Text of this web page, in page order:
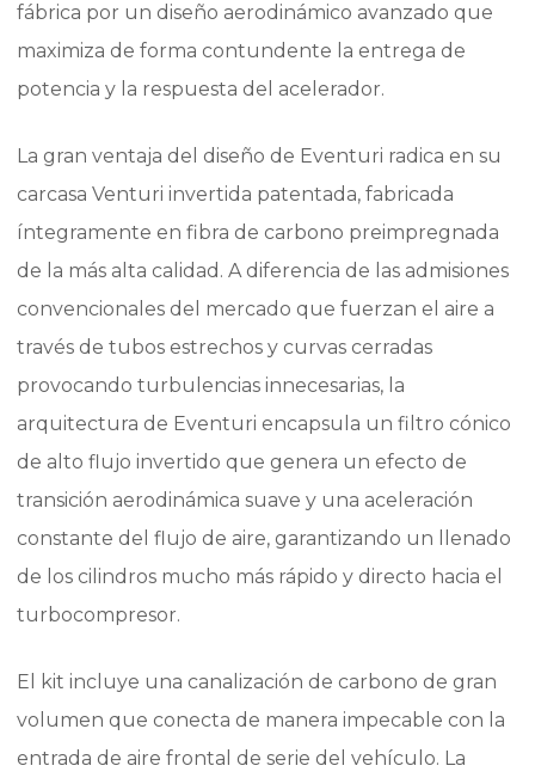
fábrica por un diseño aerodinámico avanzado que
maximiza de forma contundente la entrega de
potencia y la respuesta del acelerador.
La gran ventaja del diseño de Eventuri radica en su
carcasa Venturi invertida patentada, fabricada
íntegramente en fibra de carbono preimpregnada
de la más alta calidad. A diferencia de las admisiones
convencionales del mercado que fuerzan el aire a
través de tubos estrechos y curvas cerradas
provocando turbulencias innecesarias, la
arquitectura de Eventuri encapsula un filtro cónico
de alto flujo invertido que genera un efecto de
transición aerodinámica suave y una aceleración
constante del flujo de aire, garantizando un llenado
de los cilindros mucho más rápido y directo hacia el
turbocompresor.
El kit incluye una canalización de carbono de gran
volumen que conecta de manera impecable con la
entrada de aire frontal de serie del vehículo. La